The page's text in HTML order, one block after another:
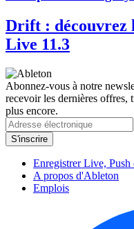
Drift : découvrez
Live 11.3
Abonnez-vous à notre
recevoir les dernières offres,
plus encore.
Enregistrer Live,
A propos d'Ableton
Emplois